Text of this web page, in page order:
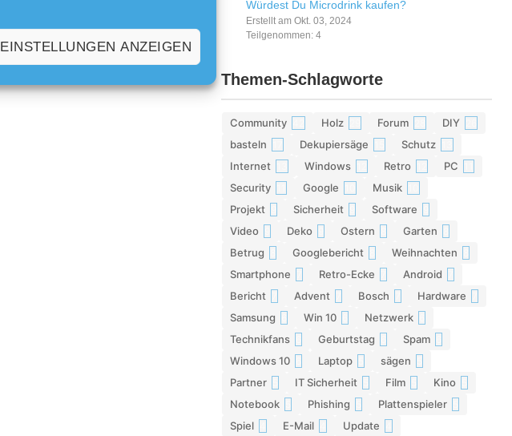
EINSTELLUNGEN ANZEIGEN
Würdest Du Microdrink kaufen?
Erstellt am Okt. 03, 2024
Teilgenommen: 4
Themen-Schlagworte
Community Holz Forum DIY
basteln Dekupiersäge Schutz
Internet Windows Retro PC
Security Google Musik
Projekt Sicherheit Software
Video Deko Ostern Garten
Betrug Googlebericht Weihnachten
Smartphone Retro-Ecke Android
Bericht Advent Bosch Hardware
Samsung Win 10 Netzwerk
Technikfans Geburtstag Spam
Windows 10 Laptop sägen
Partner IT Sicherheit Film Kino
Notebook Phishing Plattenspieler
Spiel E-Mail Update